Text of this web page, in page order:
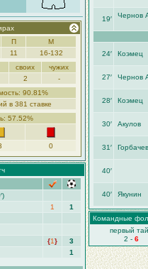
П
М
11
16-132
своих
чужих
2
-
90.81%
в 381 ставке
57.52%
0
1
1
{1}
3
1
19′ Чернов
24′ Коэмец
27′ Чернов
28′ Коэмец
30′ Акулов
31′
40′
40′ Якунин
Командные
первый
2 - 6